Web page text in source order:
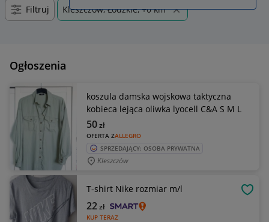
Filtruj Kleszczów, Łódzkie, +0 km
Ogłoszenia
koszula damska wojskowa taktyczna
kobieca lejąca oliwka lyocell C&A S M L
OFERTA ZALLEGRO
50zł
SPRZEDAJĄCY: OSOBA PRYWATNA
Kleszczów
T-shirt Nike rozmiar m/l
KUP TERAZ
22zł